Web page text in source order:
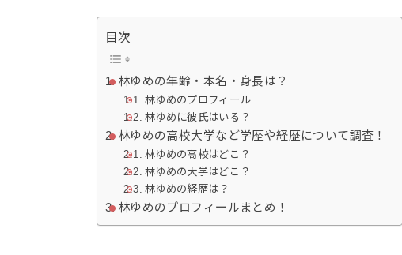
目次
林ゆめの年齢・本名・身長は？
林ゆめのプロフィール
林ゆめに彼氏はいる？
林ゆめの高校大学など学歴や経歴について調査！
林ゆめの高校はどこ？
林ゆめの大学はどこ？
林ゆめの経歴は？
林ゆめのプロフィールまとめ！